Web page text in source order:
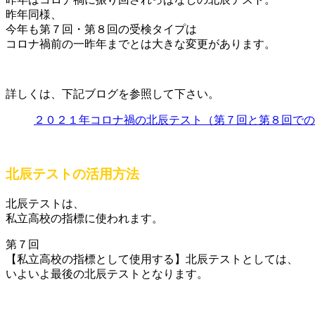
昨年同様、
今年も第７回・第８回の受検タイプは
コロナ禍前の一昨年までとは大きな変更があります。
詳しくは、 下記ブログを参照して下さい。
２０２１年コロナ禍の北辰テスト（第７回と第８回での
北辰テストの活用方法
北辰テストは、
私立高校の指標に使われます。
第７回
【私立高校の指標として使用する】北辰テストとしては、
いよいよ最後の北辰テストとなります。